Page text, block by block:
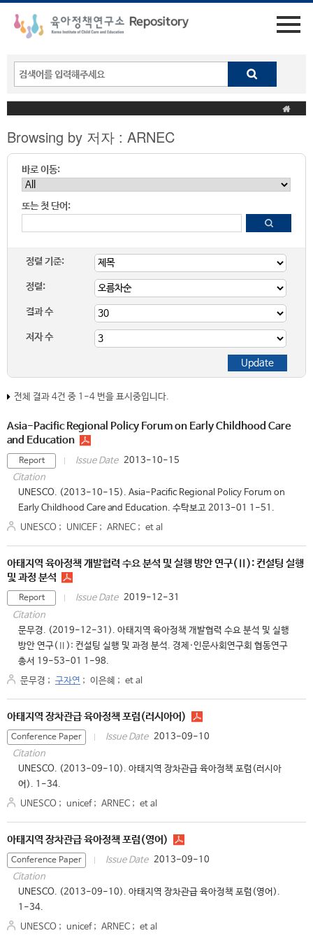
Browsing by 저자 : ARNEC
바로 이동:
또는 첫 단어:
정렬 기준:
정렬:
결과 수
저자 수
전체 결과 4건 중 1-4 번을 표시중입니다.
Asia-Pacific Regional Policy Forum on Early Childhood Care
and Education
Report Issue Date 2013-10-15
Citation
UNESCO. (2013-10-15). Asia-Pacific Regional Policy Forum on
Early Childhood Care and Education. 수탁보고 2013-01 1-51.
UNESCO ; UNICEF ; ARNEC ; et al
아태지역 육아정책 개발협력 수요 분석 및 실행 방안 연구(Ⅱ): 컨설팅 실행
및 과정 분석
Report Issue Date 2019-12-31
Citation
문무경. (2019-12-31). 아태지역 육아정책 개발협력 수요 분석 및 실행
방안 연구(Ⅱ): 컨설팅 실행 및 과정 분석. 경제·인문사회연구회 협동연구
총서 19-53-01 1-98.
문무경 ; 구자연 ; 이은혜 ; et al
아태지역 장차관급 육아정책 포럼(러시아어)
Conference Paper Issue Date 2013-09-10
Citation
UNESCO. (2013-09-10). 아태지역 장차관급 육아정책 포럼(러시아
어). 1-34.
UNESCO ; unicef ; ARNEC ; et al
아태지역 장차관급 육아정책 포럼(영어)
Conference Paper Issue Date 2013-09-10
Citation
UNESCO. (2013-09-10). 아태지역 장차관급 육아정책 포럼(영어).
1-34.
UNESCO ; unicef ; ARNEC ; et al